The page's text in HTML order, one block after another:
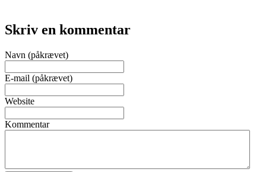
Skriv en kommentar
Navn (påkrævet)
E-mail (påkrævet)
Website
Kommentar